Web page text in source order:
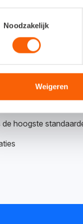
Noodzakelijk
Weigeren
zonder te
én Apple
ontwikkelingen
de hoogste